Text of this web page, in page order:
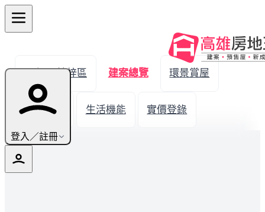
登入／註冊
← 返回楠梓區 建案總覽 環景賞屋
建案圖輯 生活機能 實價登錄